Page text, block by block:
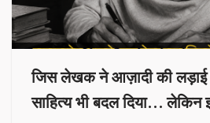
जिस लेखक ने आज़ादी की लड़ाई
साहित्य भी बदल दिया… लेकिन